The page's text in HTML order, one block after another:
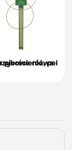
róż,
pierścieniowa do